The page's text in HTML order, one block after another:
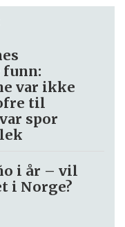
funn:
var ikke
til
spor
i år – vil
i Norge?